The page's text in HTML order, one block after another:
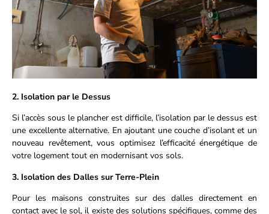
2. Isolation par le Dessus
Si l’accès sous le plancher est difficile, l’isolation par le dessus est
une excellente alternative. En ajoutant une couche d’isolant et un
nouveau revêtement, vous optimisez l’efficacité énergétique de
votre logement tout en modernisant vos sols.
3. Isolation des Dalles sur Terre-Plein
Pour les maisons construites sur des dalles directement en
contact avec le sol, il existe des solutions spécifiques, comme des